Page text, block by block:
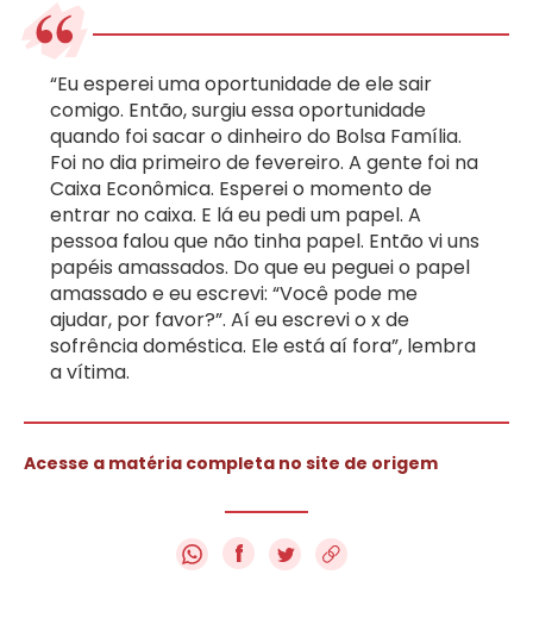
“Eu esperei uma oportunidade de ele sair
comigo. Então, surgiu essa oportunidade
quando foi sacar o dinheiro do Bolsa Família.
Foi no dia primeiro de fevereiro. A gente foi na
Caixa Econômica. Esperei o momento de
entrar no caixa. E lá eu pedi um papel. A
pessoa falou que não tinha papel. Então vi uns
papéis amassados. Do que eu peguei o papel
amassado e eu escrevi: “Você pode me
ajudar, por favor?”. Aí eu escrevi o x de
sofrência doméstica. Ele está aí fora”, lembra
a vítima.
Acesse a matéria completa no site de origem
f